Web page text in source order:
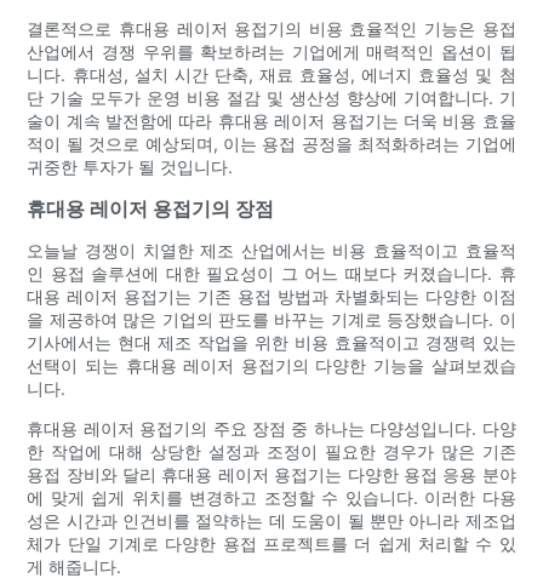
결론적으로 휴대용 레이저 용접기의 비용 효율적인 기능은 용접
산업에서 경쟁 우위를 확보하려는 기업에게 매력적인 옵션이 됩
니다. 휴대성, 설치 시간 단축, 재료 효율성, 에너지 효율성 및 첨
단 기술 모두가 운영 비용 절감 및 생산성 향상에 기여합니다. 기
술이 계속 발전함에 따라 휴대용 레이저 용접기는 더욱 비용 효율
적이 될 것으로 예상되며, 이는 용접 공정을 최적화하려는 기업에
귀중한 투자가 될 것입니다.
휴대용 레이저 용접기의 장점
오늘날 경쟁이 치열한 제조 산업에서는 비용 효율적이고 효율적
인 용접 솔루션에 대한 필요성이 그 어느 때보다 커졌습니다. 휴
대용 레이저 용접기는 기존 용접 방법과 차별화되는 다양한 이점
을 제공하여 많은 기업의 판도를 바꾸는 기계로 등장했습니다. 이
기사에서는 현대 제조 작업을 위한 비용 효율적이고 경쟁력 있는
선택이 되는 휴대용 레이저 용접기의 다양한 기능을 살펴보겠습
니다.
휴대용 레이저 용접기의 주요 장점 중 하나는 다양성입니다. 다양
한 작업에 대해 상당한 설정과 조정이 필요한 경우가 많은 기존
용접 장비와 달리 휴대용 레이저 용접기는 다양한 용접 응용 분야
에 맞게 쉽게 위치를 변경하고 조정할 수 있습니다. 이러한 다용
성은 시간과 인건비를 절약하는 데 도움이 될 뿐만 아니라 제조업
체가 단일 기계로 다양한 용접 프로젝트를 더 쉽게 처리할 수 있
게 해줍니다.